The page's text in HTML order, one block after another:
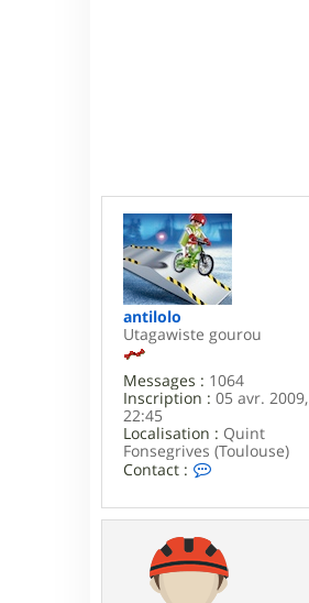
antilolo
Utagawiste gourou
Messages : 1064
Inscription : 05 avr. 2009,
22:45
Localisation : Quint
Fonsegrives (Toulouse)
Contact :
n
t
c
t
e